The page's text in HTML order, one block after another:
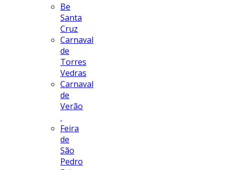
Be
Santa
Cruz
Carnaval
de
Torres
Vedras
Carnaval
de
Verão
Feira
de
São
Pedro